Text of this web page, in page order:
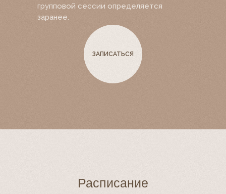
ЗАПИСАТЬСЯ
групповой сессии определяется
заранее.
Расписание